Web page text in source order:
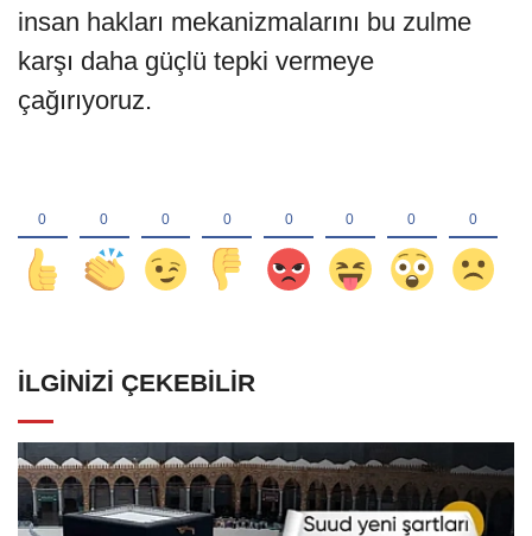
insan hakları mekanizmalarını bu zulme
karşı daha güçlü tepki vermeye
çağırıyoruz.
İLGINIZI ÇEKEBILIR